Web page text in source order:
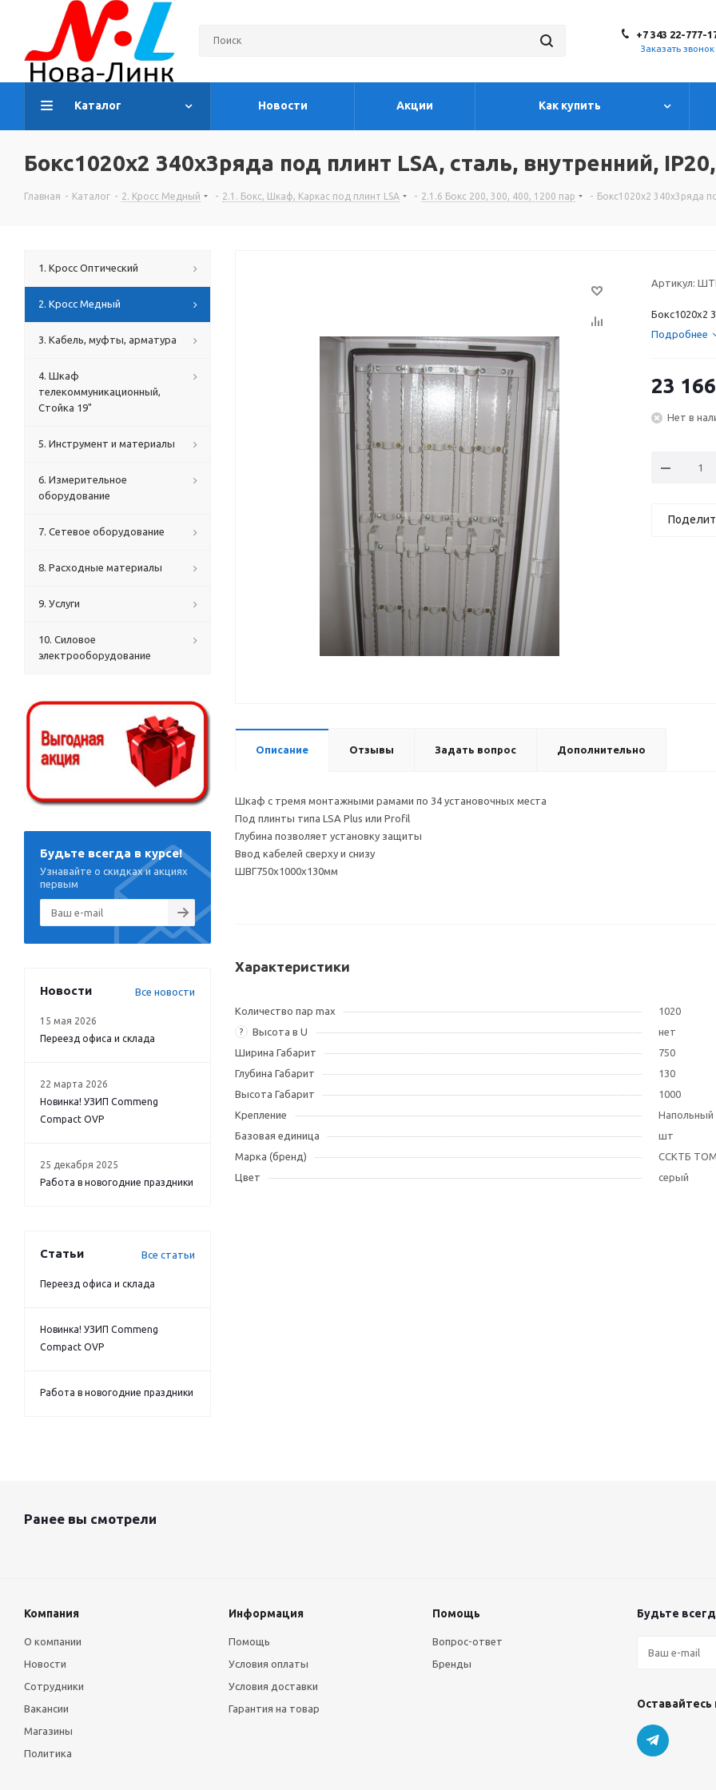
+7 343 22-777-
Заказать звонок
Каталог Новости Акции Как купить
Бокс1020х2 340х3ряда под плинт LSA, сталь, внутренний,
Главная - Каталог - 2. Кросс Медный - 2.1. Бокс, Шкаф, Каркас под плинт LSA - 2.1.6 Бокс 200, 300, 400, 1200 пар - Бокс1020х2 340х3ряда
Артикул:
Бокс1020х2
Подробнее
23 166
Нет в
Описание Отзывы Задать вопрос Дополнительно
Шкаф с тремя монтажными рамами по 34 установочных места
Под плинты типа LSA Plus или Profil
Глубина позволяет установку защиты
Ввод кабелей сверху и снизу
ШВГ750х1000х130мм
Характеристики
Количество пар max 1020
? Высота в U
нет
Ширина Габарит
750
Глубина Габарит
130
Высота Габарит
1000
Крепление
Напольный
Базовая единица
шт
Марка (бренд)
ССКТБ
Цвет
серый
1. Кросс Оптический
2. Кросс Медный
3. Кабель, муфты, арматура
4. Шкаф
телекоммуникационный,
Стойка 19"
5. Инструмент и материалы
6. Измерительное
оборудование
7. Сетевое оборудование
8. Расходные материалы
9. Услуги
10. Силовое
электрооборудование
Будьте всегда в курсе!
Узнавайте о скидках и акциях
первым
Новости Все новости
15 мая 2026
Переезд офиса и склада
22 марта 2026
Новинка! УЗИП Commeng
Compact OVP
25 декабря 2025
Работа в новогодние праздники
Статьи Все статьи
Переезд офиса и склада
Новинка! УЗИП Commeng
Compact OVP
Работа в новогодние праздники
Ранее вы смотрели
Компания
О компании
Новости
Сотрудники
Вакансии
Магазины
Политика
Информация
Помощь
Условия оплаты
Условия доставки
Гарантия на товар
Помощь
Вопрос-ответ
Бренды
Будьте
Оставайтесь